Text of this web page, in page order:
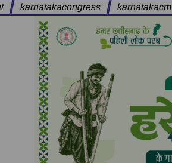
karnatakacongress karnatakacm